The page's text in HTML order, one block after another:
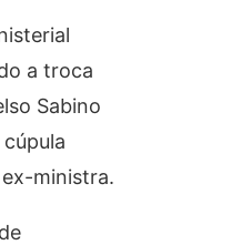
a troca
Sabino
ministra.